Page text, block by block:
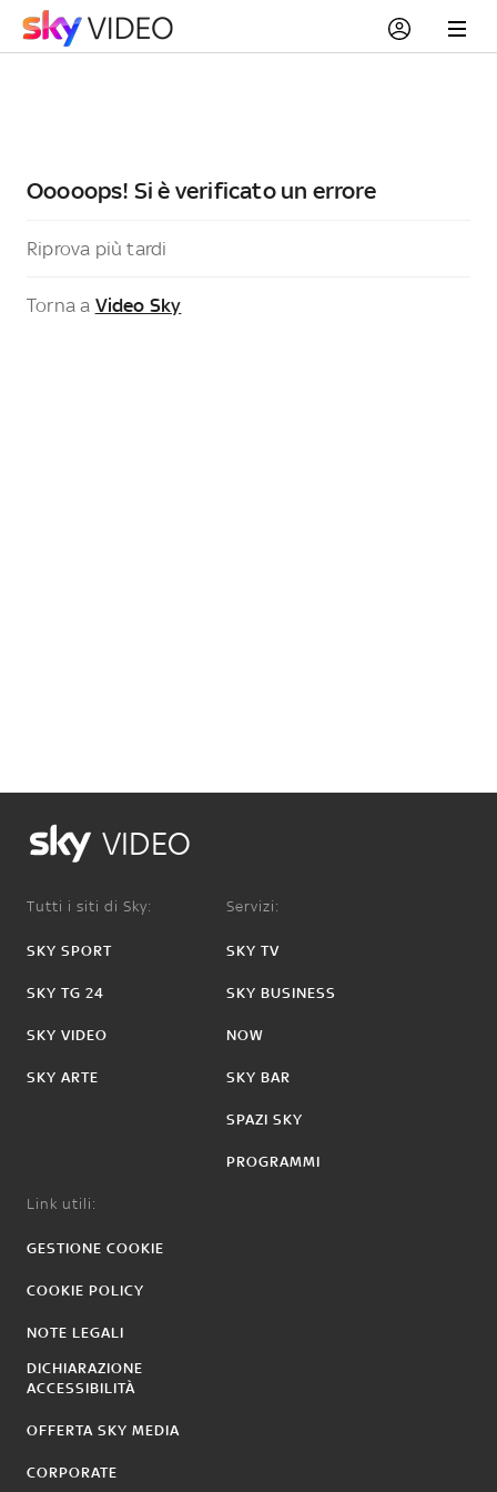
Ooooops! Si è verificato un errore
Riprova più tardi
Torna a Video Sky
VIDEO
Tutti i siti di Sky:
SKY SPORT
SKY TG 24
SKY VIDEO
SKY ARTE
Servizi:
SKY TV
SKY BUSINESS
NOW
SKY BAR
SPAZI SKY
PROGRAMMI
Link utili:
GESTIONE COOKIE
COOKIE POLICY
NOTE LEGALI
DICHIARAZIONE
ACCESSIBILITÀ
OFFERTA SKY MEDIA
CORPORATE